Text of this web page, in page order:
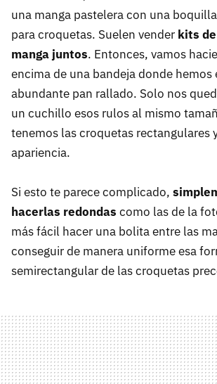
una manga pastelera con una
para croquetas. Suelen vender kits
manga juntos. Entonces, vamos
encima de una bandeja donde hemos
abundante pan rallado. Solo nos
un cuchillo esos rulos al mismo
tenemos las croquetas rectangulares
apariencia.
Si esto te parece complicado,
hacerlas redondas como las de la
más fácil hacer una bolita entre las
conseguir de manera uniforme esa
semirectangular de las croquetas